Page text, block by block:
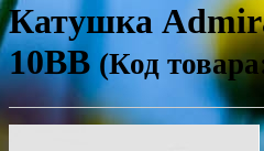
Катушка
10BB (Код